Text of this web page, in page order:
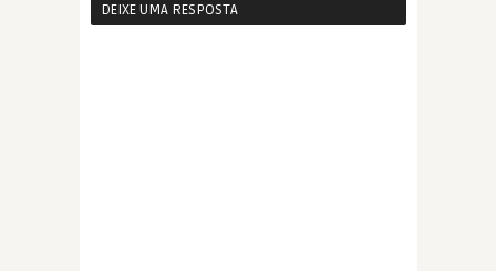
DEIXE UMA RESPOSTA